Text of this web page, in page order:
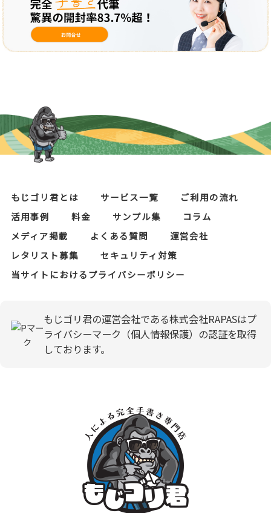
もじゴリ君とは サービス一覧
ご利用の流れ
活用事例
料金 サンプル集
コラム
メディア掲載
よくある質問
運営会社
レタリスト募集
セキュリティ対策
当サイトにおけるプライバシーポリシー
もじゴリ君の運営会社である株式会社RAPASはプ
ライバシーマーク（個人情報保護）の認証を取得
しております。